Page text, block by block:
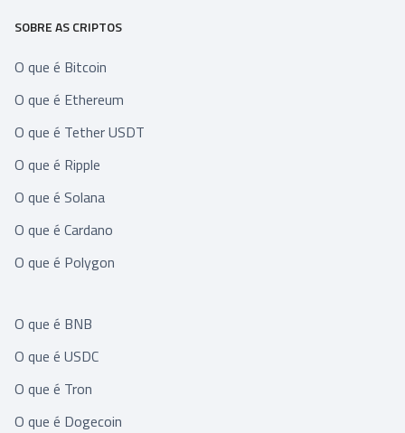
SOBRE AS CRIPTOS
O que é Bitcoin
O que é Ethereum
O que é Tether USDT
O que é Ripple
O que é Solana
O que é Cardano
O que é Polygon
O que é BNB
O que é USDC
O que é Tron
O que é Dogecoin